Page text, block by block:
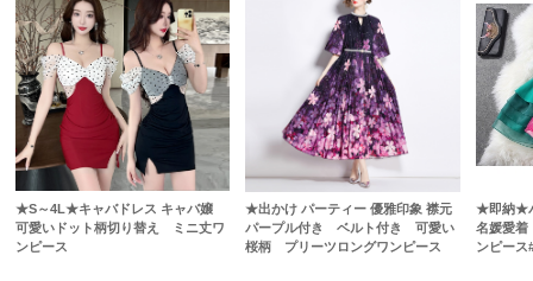
★S～4L★キャバドレス キャバ嬢
可愛いドット柄切り替え ミニ丈ワ
ンピース
★出かけ パーティー 優雅印象 襟元
パープル付き ベルト付き 可愛い
桜柄 プリーツロングワンピース
★即納★
名媛愛
ンピース